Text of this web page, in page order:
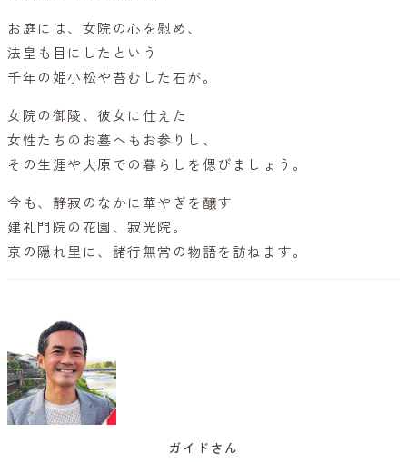
お庭には、女院の心を慰め、
法皇も目にしたという
千年の姫小松や苔むした石が。
女院の御陵、彼女に仕えた
女性たちのお墓へもお参りし、
その生涯や大原での暮らしを偲びましょう。
今も、静寂のなかに華やぎを醸す
建礼門院の花園、寂光院。
京の隠れ里に、諸行無常の物語を訪ねます。
ガイドさん